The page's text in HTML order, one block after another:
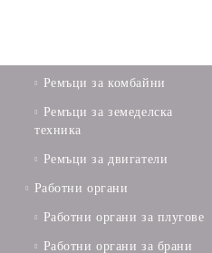
Ремъци за комбайни
Ремъци за земеделска
техника
Ремъци за двигатели
Работни органи
Работни органи за плугове
Работни органи за брани